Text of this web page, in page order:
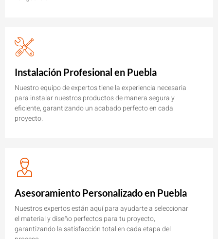
Instalación Profesional en Puebla
Nuestro equipo de expertos tiene la experiencia necesaria
para instalar nuestros productos de manera segura y
eficiente, garantizando un acabado perfecto en cada
proyecto.
Asesoramiento Personalizado en Puebla
Nuestros expertos están aquí para ayudarte a seleccionar
el material y diseño perfectos para tu proyecto,
garantizando la satisfacción total en cada etapa del